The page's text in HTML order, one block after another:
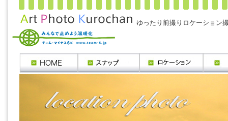
ゆったり前撮りロケーション